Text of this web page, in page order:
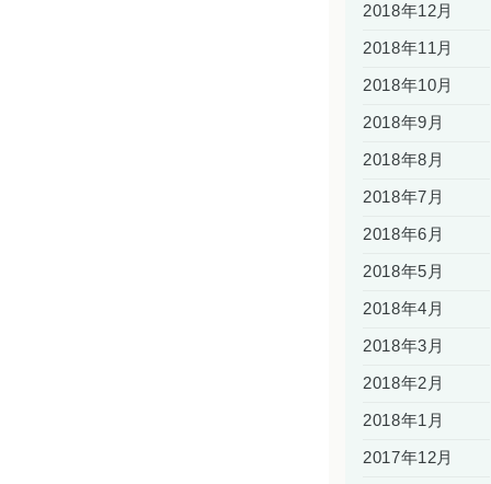
2018年12月
2018年11月
2018年10月
2018年9月
2018年8月
2018年7月
2018年6月
2018年5月
2018年4月
2018年3月
2018年2月
2018年1月
2017年12月